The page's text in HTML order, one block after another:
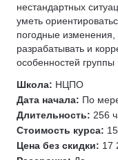
Геология
Недропользование
Добыча полезных
Горное дело
Отделочные работы
Капитальный ремонт
нестандартных
уметь
погодные
разрабатывать и
особенностей
Школа: НЦПО
Дата начала: По
Длительность: 256
Стоимость курса:
Цена без скидки: 17